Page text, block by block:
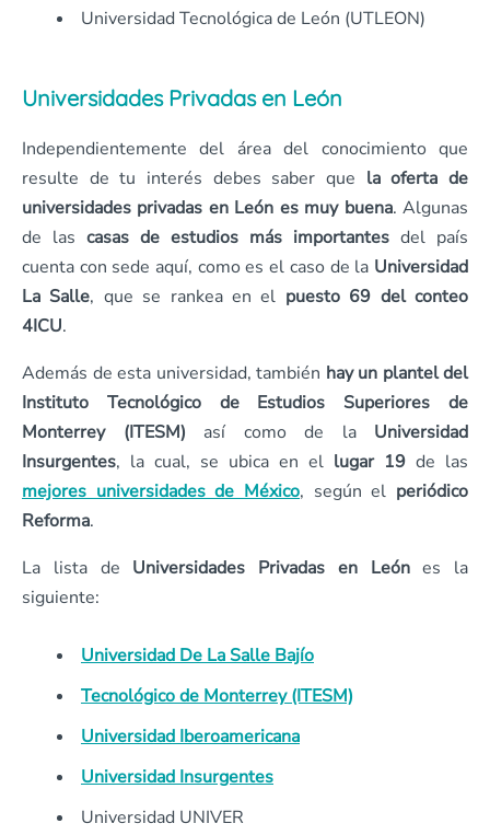
Universidad Tecnológica de León (UTLEON)
Universidades Privadas en León
Independientemente del área del conocimiento que
resulte de tu interés debes saber que la oferta de
universidades privadas en León es muy buena. Algunas
de las casas de estudios más importantes del país
cuenta con sede aquí, como es el caso de la Universidad
La Salle, que se rankea en el puesto 69 del conteo
4ICU.
Además de esta universidad, también hay un plantel del
Instituto Tecnológico de Estudios Superiores de
Monterrey (ITESM) así como de la Universidad
Insurgentes, la cual, se ubica en el lugar 19 de las
mejores universidades de México, según el periódico
Reforma.
La lista de Universidades Privadas en Leónes la
siguiente:
Universidad De La Salle Bajío
Tecnológico de Monterrey (ITESM)
Universidad Iberoamericana
Universidad Insurgentes
Universidad UNIVER